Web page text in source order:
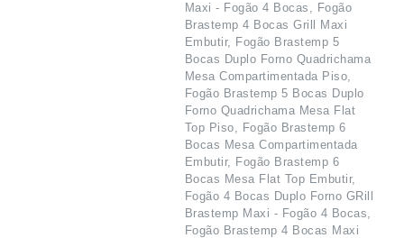
Maxi - Fogão 4 Bocas, Fogão
Brastemp 4 Bocas Grill Maxi
Embutir, Fogão Brastemp 5
Bocas Duplo Forno Quadrichama
Mesa Compartimentada Piso,
Fogão Brastemp 5 Bocas Duplo
Forno Quadrichama Mesa Flat
Top Piso, Fogão Brastemp 6
Bocas Mesa Compartimentada
Embutir, Fogão Brastemp 6
Bocas Mesa Flat Top Embutir,
Fogão 4 Bocas Duplo Forno GRill
Brastemp Maxi - Fogão 4 Bocas,
Fogão Brastemp 4 Bocas Maxi